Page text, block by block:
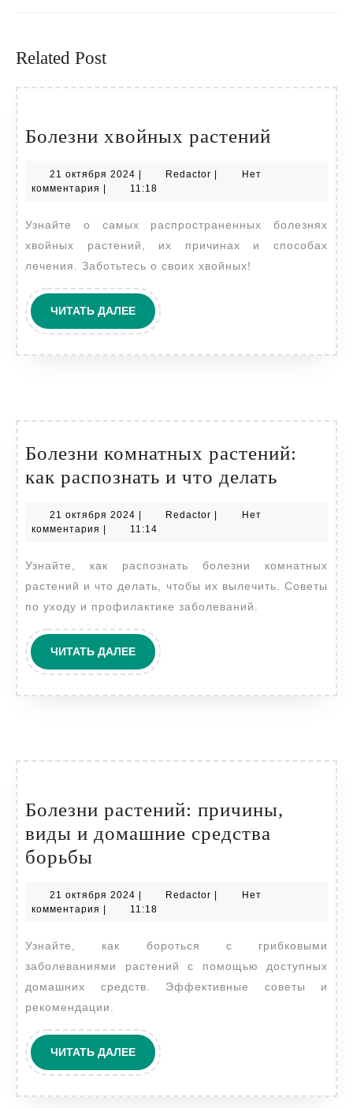
Related Post
Болезни хвойных растений Болезни
хвойных
растений
21 октября 2024 21
октября
Redactor Redactor
Нет
комментария
11:18
Узнайте о самых распространенных болезнях
хвойных растений, их причинах и способах
лечения. Заботьтесь о своих хвойных!
ЧИТАТЬ ДАЛЕЕЧИТАТЬ
ДАЛЕЕ
Болезни комнатных растений:
как распознать и что делать Болезни
и
21 октября 2024 21
октября
| Redactor Redactor
|
Нет
комментария | 11:14
Узнайте, как распознать болезни комнатных
растений и что делать, чтобы их вылечить. Советы
по уходу и профилактике заболеваний.
ЧИТАТЬ ДАЛЕЕЧИТАТЬ
ДАЛЕЕ
Болезни растений: причины,
виды и домашние средства
борьбы
причины,
и
домашние
средства
21 октября 2024 21
октября
Redactor Redactor
Нет
комментария
11:18
Узнайте, как бороться с грибковыми
заболеваниями растений с помощью доступных
домашних средств. Эффективные советы и
рекомендации.
ЧИТАТЬ ДАЛЕЕЧИТАТЬ
ДАЛЕЕ